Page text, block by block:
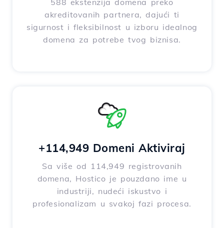
588 ekstenzija domena preko
akreditovanih partnera, dajući ti
sigurnost i fleksibilnost u izboru idealnog
domena za potrebe tvog biznisa.
+114,949 Domeni Aktiviraj
Sa više od 114,949 registrovanih
domena, Hostico je pouzdano ime u
industriji, nudeći iskustvo i
profesionalizam u svakoj fazi procesa.